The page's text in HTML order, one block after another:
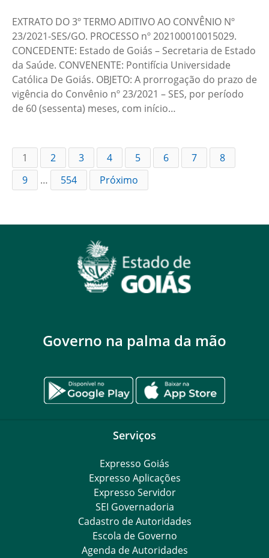
EXTRATO DO 3º TERMO ADITIVO AO CONVÊNIO Nº
23/2021-SES/GO. PROCESSO nº 202100010015029.
CONCEDENTE: Estado de Goiás – Secretaria de Estado
da Saúde. CONVENENTE: Pontifícia Universidade
Católica De Goiás. OBJETO: A prorrogação do prazo de
vigência do Convênio nº 23/2021 – SES, por período
de 60 (sessenta) meses, com início…
1 2 3 4 5 6 7
8
9
… 554 Próximo
Governo na palma da mão
Serviços
Expresso Goiás
Expresso Aplicações
Expresso Servidor
SEI Governadoria
Cadastro de Autoridades
Escola de Governo
Agenda de Autoridades